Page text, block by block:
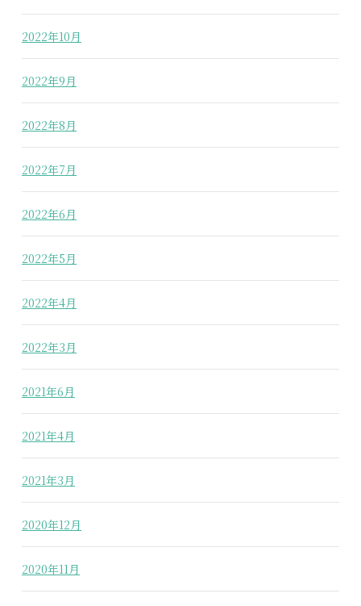
2022年10月
2022年9月
2022年8月
2022年7月
2022年6月
2022年5月
2022年4月
2022年3月
2021年6月
2021年4月
2021年3月
2020年12月
2020年11月